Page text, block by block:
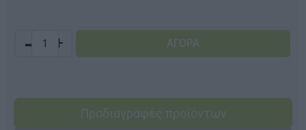
- +
Προδιαγραφές προϊόντων